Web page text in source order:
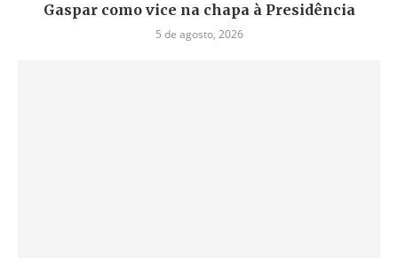
Gaspar como vice na chapa à Presidência
5 de agosto, 2026